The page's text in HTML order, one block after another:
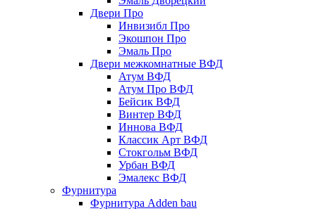
Двери Про
Инвизибл Про
Экошпон Про
Эмаль Про
Двери межкомнатные ВФД
Атум ВФД
Атум Про ВФД
Бейсик ВФД
Винтер ВФД
Иннова ВФД
Классик Арт ВФД
Стокгольм ВФД
Урбан ВФД
Эмалекс ВФД
Фурнитура
Фурнитура Adden bau